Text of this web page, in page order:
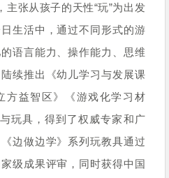
主张从孩子的天性“玩”为出发
生活中，通过不同形式的游
语言能力、操作能力、思维
续推出《幼儿学习与发展课
方益智区》《游戏化学习材
玩具，得到了权威专家和广
边做边学》系列玩教具通过
级成果评审，同时获得中国